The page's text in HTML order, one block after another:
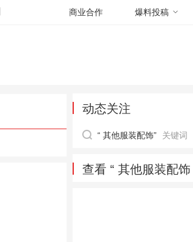
商业合作 爆料投稿
动态关注
“ 其他服装配饰” 关键词
查看 “ 其他服装配